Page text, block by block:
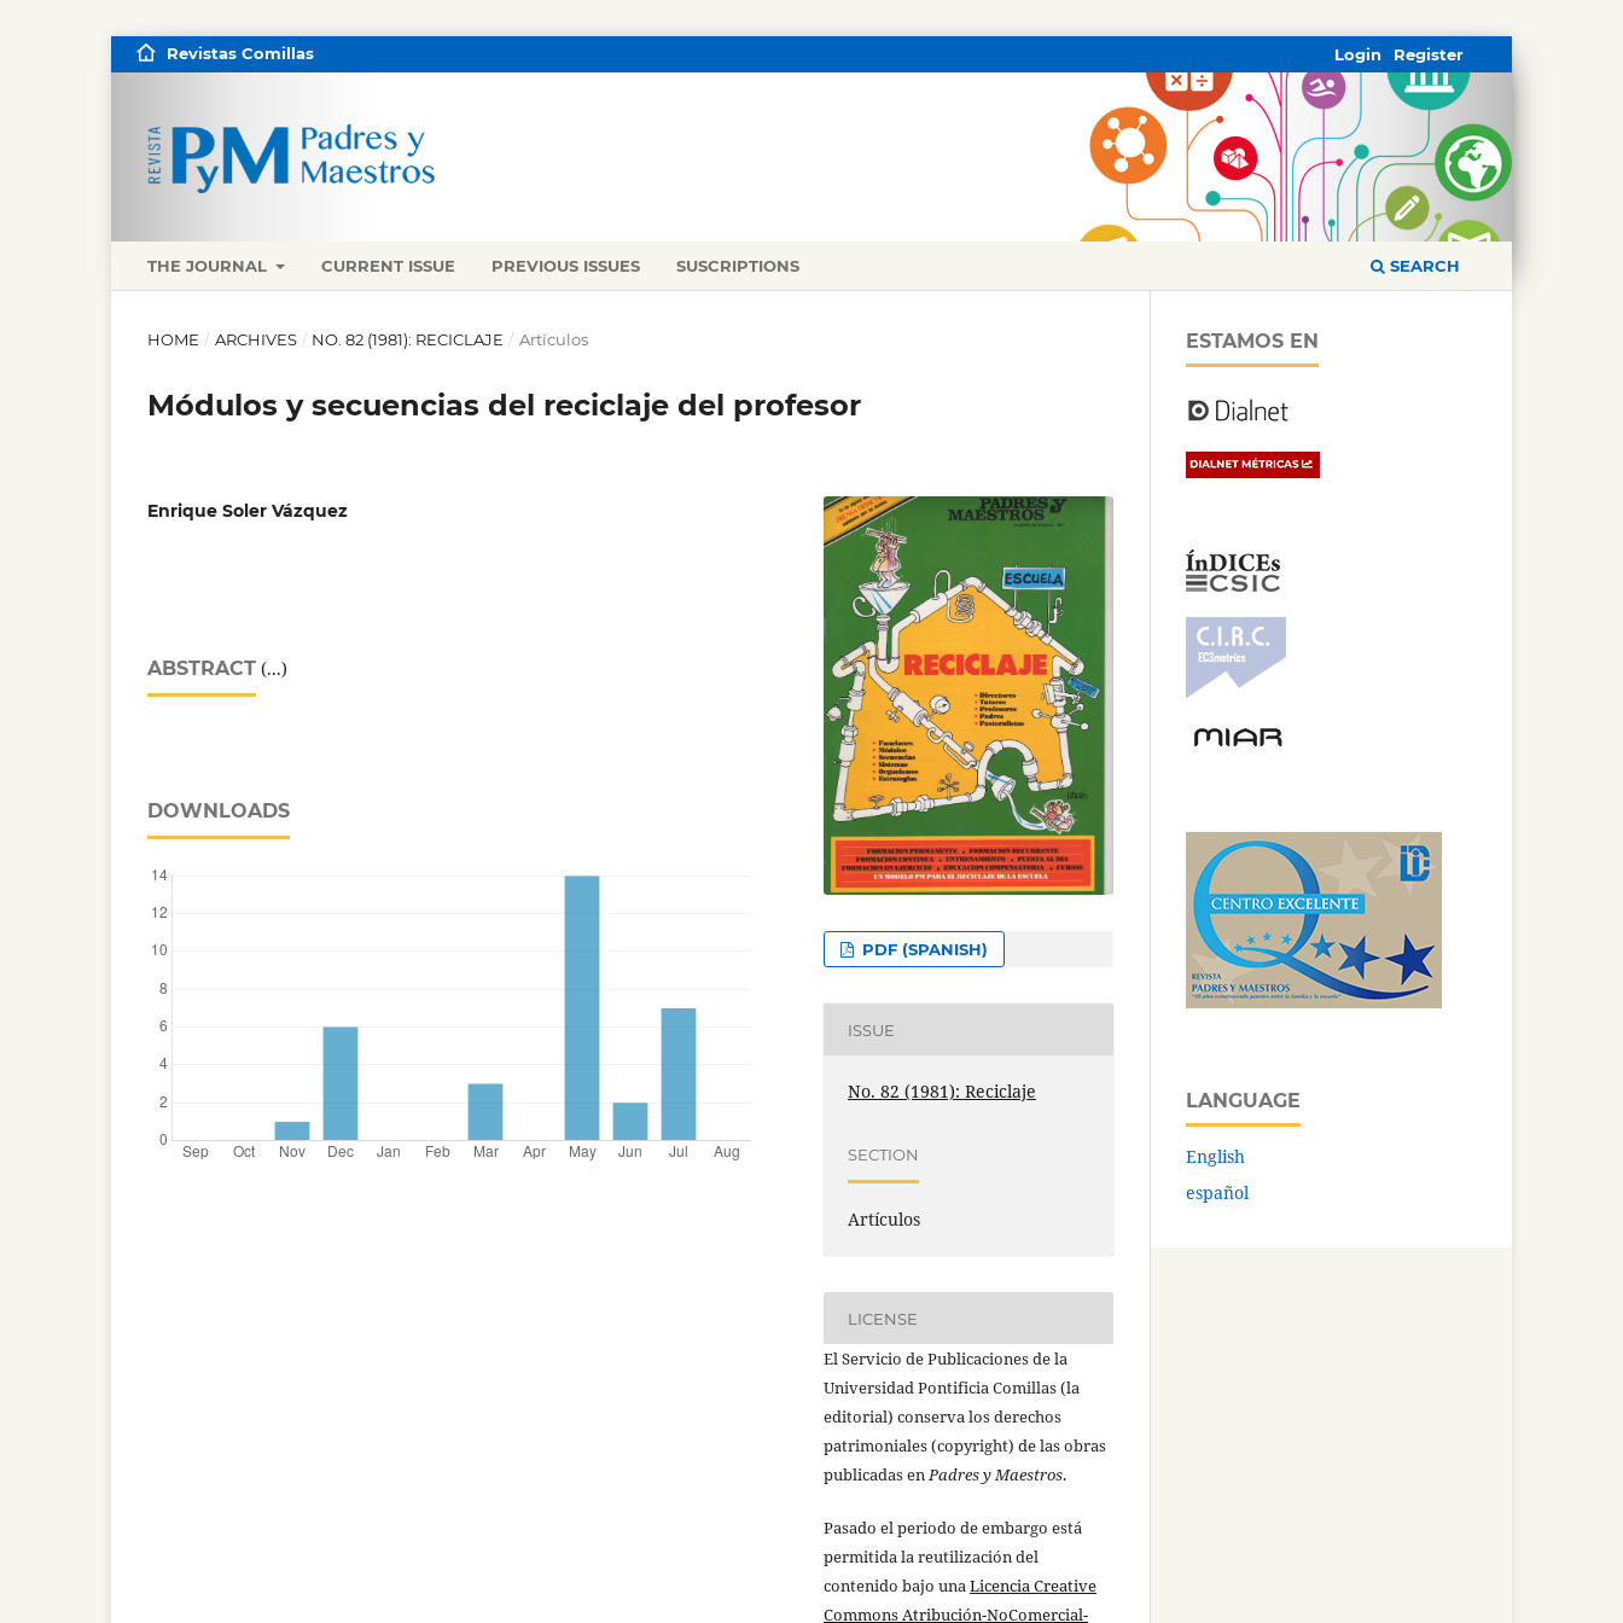
THE JOURNAL CURRENT ISSUE PREVIOUS ISSUES SUSCRIPTIONS SEARCH
Revistas Comillas Register
Login
HOME / ARCHIVES / NO. 82 (1981): RECICLAJE / Artículos
Módulos y secuencias del reciclaje del profesor
Enrique Soler Vázquez
ABSTRACT (...)
DOWNLOADS
PDF (SPANISH)
ISSUE
No. 82 (1981): Reciclaje
SECTION
Artículos
LICENSE
El Servicio de Publicaciones de la
Universidad Pontificia Comillas (la
editorial) conserva los derechos
patrimoniales (copyright) de las obras
publicadas enPadres y Maestros.
Pasado el periodo de embargo está
permitida la reutilización del
contenido bajo unaLicencia Creative
Commons Atribución-NoComercial-
ESTAMOS EN
LANGUAGE
English
español